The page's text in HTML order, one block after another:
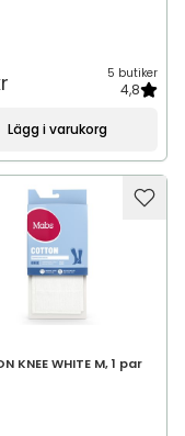
5 butiker
4,8
Lägg i varukorg
KNEE WHITE M, 1 par